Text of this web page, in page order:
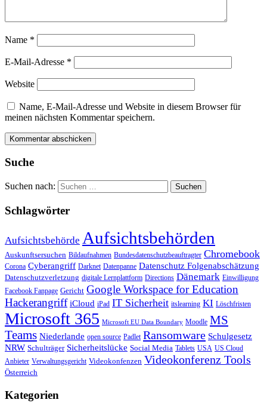
Name *
E-Mail-Adresse *
Website
Name, E-Mail-Adresse und Website in diesem Browser für
meinen nächsten Kommentar speichern.
Suche
Suchen nach:
Schlagwörter
Aufsichtsbehörde Aufsichtsbehörden
Auskunftsersuchen Bildaufnahmen Bundesdatenschutzbeauftragter Chromebook
Corona Cyberangriff Darknet Datenpanne Datenschutz Folgenabschätzung
Datenschutzverletzung digitale Lernplattform Directions Dänemark Einwilligung
Facebook Fanpage Gericht Google Workspace for Education
Hackerangriff iCloud iPad IT Sicherheit itslearning KI Löschfristen
Microsoft 365 Microsoft EU Data Boundary Moodle MS
Teams Niederlande open source Padlet Ransomware Schulgesetz
NRW Schulträger Sicherheitslücke Social Media Tablets USA US Cloud
Anbieter Verwaltungsgericht Videokonfenzen Videokonferenz Tools
Österreich
Kategorien